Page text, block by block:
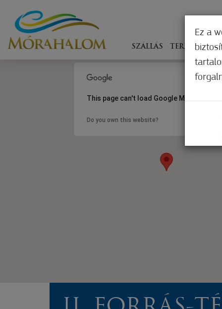
SZÁLLÁS TERÍTÉKEN
This page can't load Google Maps
Do you own this website?
Ez a